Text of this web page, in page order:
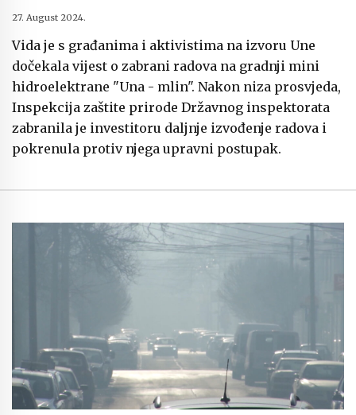
27. August 2024.
Vida je s građanima i aktivistima na izvoru Une
dočekala vijest o zabrani radova na gradnji mini
hidroelektrane "Una - mlin". Nakon niza prosvjeda,
Inspekcija zaštite prirode Državnog inspektorata
zabranila je investitoru daljnje izvođenje radova i
pokrenula protiv njega upravni postupak.